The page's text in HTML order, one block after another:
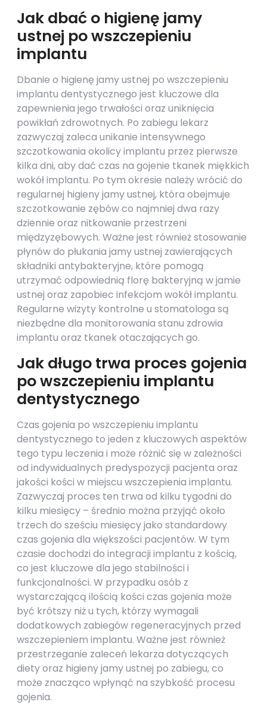
Jak dbać o higienę jamy
ustnej po wszczepieniu
implantu
Dbanie o higienę jamy ustnej po wszczepieniu
implantu dentystycznego jest kluczowe dla
zapewnienia jego trwałości oraz uniknięcia
powikłań zdrowotnych. Po zabiegu lekarz
zazwyczaj zaleca unikanie intensywnego
szczotkowania okolicy implantu przez pierwsze
kilka dni, aby dać czas na gojenie tkanek miękkich
wokół implantu. Po tym okresie należy wrócić do
regularnej higieny jamy ustnej, która obejmuje
szczotkowanie zębów co najmniej dwa razy
dziennie oraz nitkowanie przestrzeni
międzyzębowych. Ważne jest również stosowanie
płynów do płukania jamy ustnej zawierających
składniki antybakteryjne, które pomogą
utrzymać odpowiednią florę bakteryjną w jamie
ustnej oraz zapobiec infekcjom wokół implantu.
Regularne wizyty kontrolne u stomatologa są
niezbędne dla monitorowania stanu zdrowia
implantu oraz tkanek otaczających go.
Jak długo trwa proces gojenia
po wszczepieniu implantu
dentystycznego
Czas gojenia po wszczepieniu implantu
dentystycznego to jeden z kluczowych aspektów
tego typu leczenia i może różnić się w zależności
od indywidualnych predyspozycji pacjenta oraz
jakości kości w miejscu wszczepienia implantu.
Zazwyczaj proces ten trwa od kilku tygodni do
kilku miesięcy – średnio można przyjąć około
trzech do sześciu miesięcy jako standardowy
czas gojenia dla większości pacjentów. W tym
czasie dochodzi do integracji implantu z kością,
co jest kluczowe dla jego stabilności i
funkcjonalności. W przypadku osób z
wystarczającą ilością kości czas gojenia może
być krótszy niż u tych, którzy wymagali
dodatkowych zabiegów regeneracyjnych przed
wszczepieniem implantu. Ważne jest również
przestrzeganie zaleceń lekarza dotyczących
diety oraz higieny jamy ustnej po zabiegu, co
może znacząco wpłynąć na szybkość procesu
gojenia.